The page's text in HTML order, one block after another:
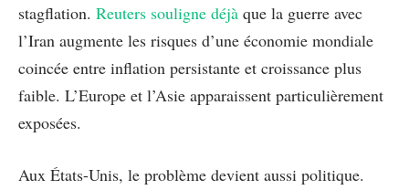
stagflation. Reuters souligne déjà que la guerre avec
l’Iran augmente les risques d’une économie mondiale
coincée entre inflation persistante et croissance plus
faible. L’Europe et l’Asie apparaissent particulièrement
exposées.
Aux États-Unis, le problème devient aussi politique.